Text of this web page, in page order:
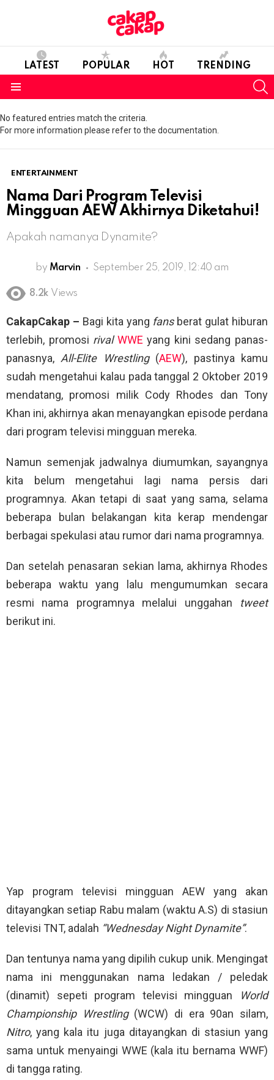
LATEST POPULAR HOT TRENDING
No featured entries match the criteria.
For more information please refer to the documentation.
ENTERTAINMENT
Nama Dari Program Televisi
Mingguan AEW Akhirnya Diketahui!
Apakah namanya Dynamite?
by Marvin September 25, 2019, 12:40 am
8.2k Views
CakapCakap – Bagi kita yang fans berat gulat hiburan
terlebih, promosi rivalWWE yang kini sedang panas-
panasnya,All-Elite Wrestling (AEW), pastinya kamu
sudah mengetahui kalau pada tanggal 2 Oktober 2019
mendatang, promosi milik Cody Rhodes dan Tony
Khan ini, akhirnya akan menayangkan episode perdana
dari program televisi mingguan mereka.
Namun semenjak jadwalnya diumumkan, sayangnya
kita belum mengetahui lagi nama persis dari
programnya. Akan tetapi di saat yang sama, selama
beberapa bulan belakangan kita kerap mendengar
berbagai spekulasi atau rumor dari nama programnya.
Dan setelah penasaran sekian lama, akhirnya Rhodes
beberapa waktu yang lalu mengumumkan secara
resmi nama programnya melalui unggahan tweet
berikut ini.
Yap program televisi mingguan AEW yang akan
ditayangkan setiap Rabu malam (waktu A.S) di stasiun
televisi TNT, adalah “Wednesday Night Dynamite”.
Dan tentunya nama yang dipilih cukup unik. Mengingat
nama ini menggunakan nama ledakan / peledak
(dinamit) sepeti program televisi mingguan
World
Championship Wrestling (WCW) di era 90an silam,
Nitro, yang kala itu juga ditayangkan di stasiun yang
sama untuk menyaingi WWE (kala itu bernama WWF)
di tangga rating.